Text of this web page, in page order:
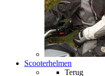
Scooterhelmen
Terug